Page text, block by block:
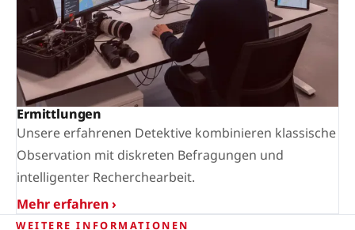
Ermittlungen
Unsere erfahrenen Detektive kombinieren klassische
Observation mit diskreten Befragungen und
intelligenter Recherchearbeit.
Mehr erfahren ›
WEITERE INFORMATIONEN